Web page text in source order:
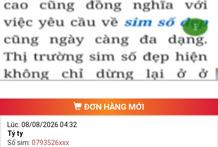
ĐƠN HÀNG MỚI
Lúc: 08/08/2026 04:32
Tý ty
Số sim: 0793526xxx